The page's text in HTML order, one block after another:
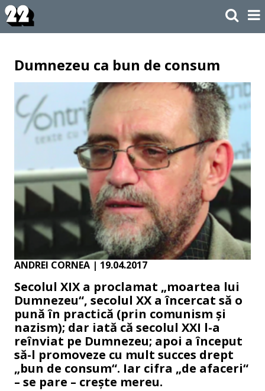
Dumnezeu ca bun de consum
ANDREI CORNEA | 19.04.2017
Secolul XIX a proclamat „moartea lui
Dumnezeu“, secolul XX a încercat să o
pună în practică (prin comunism și
nazism); dar iată că secolul XXI l-a
reînviat pe Dumnezeu; apoi a început
să-l promoveze cu mult succes drept
„bun de consum“. Iar cifra „de afaceri“
– se pare – crește mereu.